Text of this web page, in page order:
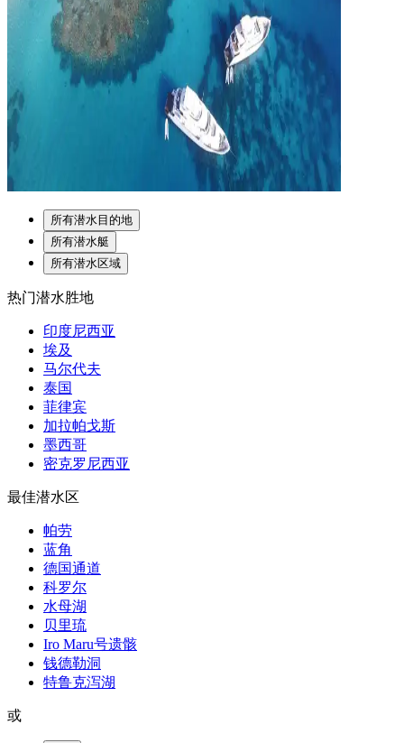
所有潜水目的地
所有潜水艇
所有潜水区域
热门潜水胜地
印度尼西亚
埃及
马尔代夫
泰国
菲律宾
加拉帕戈斯
墨西哥
密克罗尼西亚
最佳潜水区
帕劳
蓝角
德国通道
科罗尔
水母湖
贝里琉
Iro Maru号遗骸
钱德勒洞
特鲁克泻湖
或